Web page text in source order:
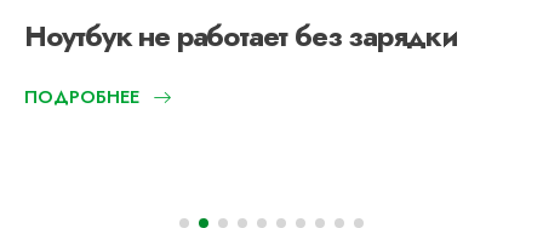
Ноутбук не работает без зарядки
ПОДРОБНЕЕ